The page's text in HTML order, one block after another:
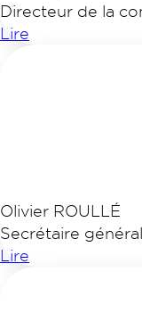
Directeur de la
Lire
Olivier ROULLÉ
Secrétaire
Lire